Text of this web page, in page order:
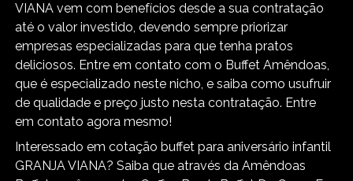
VIANA vem com benefícios desde a sua contratação
até o valor investido, devendo sempre priorizar
empresas especializadas para que tenha pratos
deliciosos. Entre em contato com o Buffet Amêndoas,
que é especializado neste nicho, e saiba como usufruir
de qualidade e preço justo nesta contratação. Entre
em contato agora mesmo!
Interessado em cotação buffet para aniversário infantil
GRANJA VIANA? Saiba que através da Amêndoas